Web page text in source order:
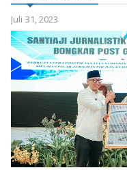
Juli 31, 2023